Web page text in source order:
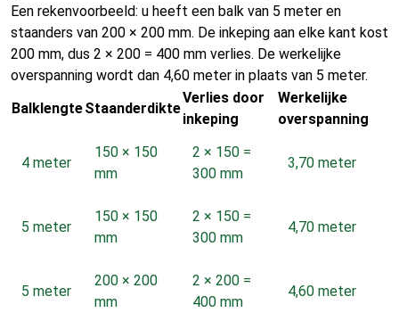
Een rekenvoorbeeld: u heeft een balk van 5 meter en
staanders van 200 × 200 mm. De inkeping aan elke kant kost
200 mm, dus 2 × 200 = 400 mm verlies. De werkelijke
overspanning wordt dan 4,60 meter in plaats van 5 meter.
BalklengteStaanderdikte
Verlies door
inkeping
Werkelijke
overspanning
4 meter
150 × 150
mm
2 × 150 =
300 mm
3,70 meter
5 meter
150 × 150
mm
2 × 150 =
300 mm
4,70 meter
5 meter
200 × 200
mm
2 × 200 =
400 mm
4,60 meter